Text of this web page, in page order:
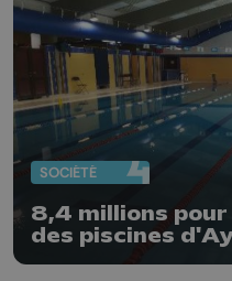
SOCIÉTÉ
8,4 millions
des piscines